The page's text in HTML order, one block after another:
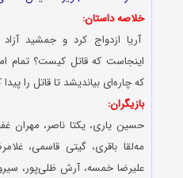
خلاصه داستان:
آریا ازدواج کرد و جمشید
اینجاست که قاتل کیست؟ تمام
که چاره‌ای بیاندیشد تا قاتل را
بازیگران:
حسین یاری، یکتا ناصر، مهران
مه‌لقا باقری، گیتی قاسمی،
علیرضا خمسه، آرش ظلی‌پور،